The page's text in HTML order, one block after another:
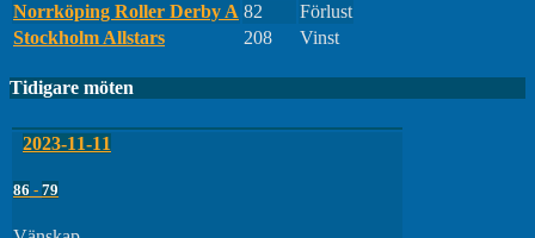
Norrköping Roller Derby A 82
Förlust
Stockholm Allstars
208 Vinst
Tidigare möten
2023-11-11
86 - 79